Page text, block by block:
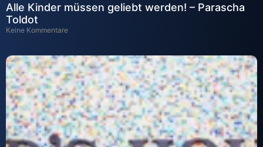
Alle Kinder müssen geliebt werden! – Parascha
Toldot
Keine Kommentare